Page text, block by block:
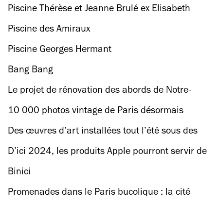
Piscine Thérèse et Jeanne Brulé ex Elisabeth
Piscine des Amiraux
Piscine Georges Hermant
Bang Bang
Le projet de rénovation des abords de Notre-
Dame vient d’être dévoilé
10 000 photos vintage de Paris désormais
accessibles gratuitement
Des œuvres d’art installées tout l’été sous des
ponts de la capitale
D’ici 2024, les produits Apple pourront servir de
pass Navigo !
Binici
Promenades dans le Paris bucolique : la cité